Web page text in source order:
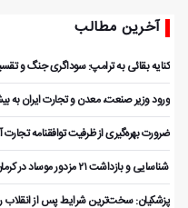
آخرین مطالب
کنایه بقائی به ترامپ: سوداگری جنگ و
ورود وزیر صنعت، معدن و تجارت ایران به
ضرورت بهره‌گیری از ظرفیت توافقنامه تجارت
️ شناسایی و بازداشت ۲۱ مزدور موساد در کرمان
پزشکیان: سخت‌ترین شرایط پس از انقلاب